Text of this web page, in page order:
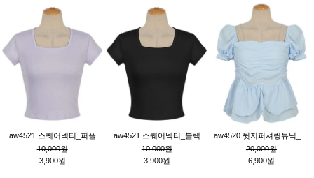
aw4521 스퀘어넥티_퍼플
10,000원
3,900원
aw4521 스퀘어넥티_블랙
10,000원
3,900원
20,000원
6,900원